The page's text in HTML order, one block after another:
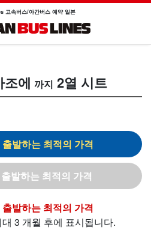
속버스/야간버스 예약 일본
조에 2열 시트
3 개월 후에 표시됩니다.